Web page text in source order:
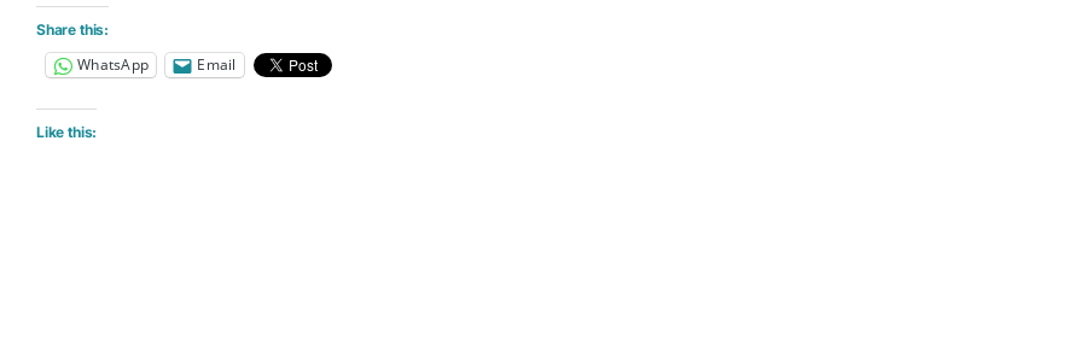
Share this:
WhatsApp Email
Like this: